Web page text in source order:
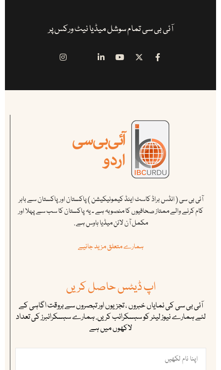
آئی بی سی تمام سوشل میڈیا نیٹ ورکس پر
آئی بی سی ( انڈس براڈ کاسٹ اینڈ کیمونیکیشن ) پاکستان اور پاکستان سے باہر
کام کرنے والے ممتاز صحافیوں کا منصوبہ ہے ۔ یہ پاکستان کا سب سے پہلا اور
مکمل آن لائن میڈیا ہاوس ہے .
ہمارے متعلق مزید جانیے
اپ ڈیٹس حاصل کریں
آئی بی سی کی نمایاں خبروں ، تجزیوں اور تبصروں سے بروقت اگاہی کے
لئے ہمارے نیوز لیٹر کو سبسکرائب کریں. ہمارے سبسکرائبرز کی تعداد
لاکھوں میں ہے